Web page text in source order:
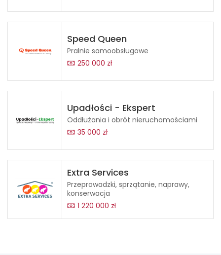
Speed Queen
Pralnie samoobsługowe
250 000 zł
Upadłości - Ekspert
Oddłużania i obrót nieruchomościami
35 000 zł
Extra Services
Przeprowadzki, sprzątanie, naprawy,
konserwacja
1 220 000 zł